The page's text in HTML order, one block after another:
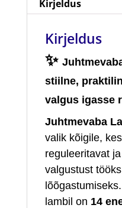
Kirjeldus
Kirjeldus
✨
stiilne,
valgus igasse
Juhtmevaba
valik kõigile,
reguleeritavat
valgustust
lambil on 14